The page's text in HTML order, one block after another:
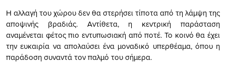
Η αλλαγή του χώρου δεν θα στερήσει τίποτα από τη λάμψη της
αποψινής βραδιάς. Αντίθετα, η κεντρική παράσταση
αναμένεται φέτος πιο εντυπωσιακή από ποτέ. Το κοινό θα έχει
την ευκαιρία να απολαύσει ένα μοναδικό υπερθέαμα, όπου η
παράδοση συναντά τον παλμό του σήμερα.